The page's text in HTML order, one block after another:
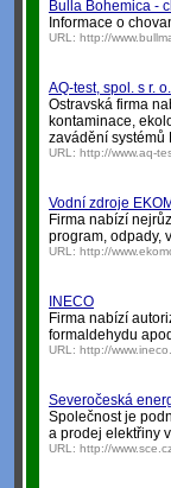
Bulla Bohemica -
Informace o
URL: http://
AQ-test, spol. s r. o.
Ostravská firma
kontaminace,
zavádění systémů
URL: http://www.aq-
Vodní zdroje
Firma nabízí
program, odpady,
URL: http://
INECO
Firma nabízí
formaldehydu
URL: http://
Severočeská
Společnost je
a prodej elektřiny
URL: http://